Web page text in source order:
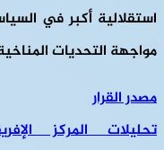
استقلالية أكبر في
مواجهة التحديات
مصدر القرار
تحليلات المركز